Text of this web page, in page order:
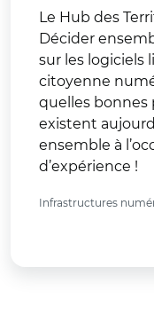
Le Hub des
Décider
sur les logiciels
citoyenne
quelles bonnes
existent
ensemble à
d’expérience !
Infrastructures